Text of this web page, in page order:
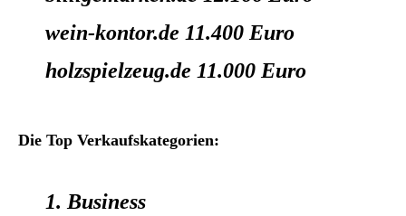
wein-kontor.de 11.400 Euro
holzspielzeug.de 11.000 Euro
Die Top Verkaufskategorien:
1. Business